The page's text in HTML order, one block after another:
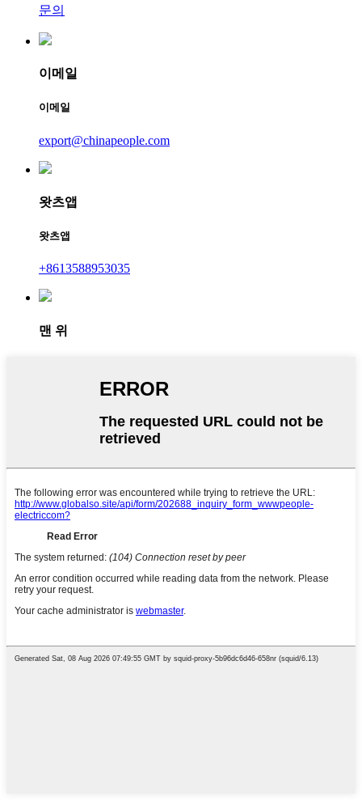
문의
이메일
이메일
export@chinapeople.com
왓츠앱
왓츠앱
+8613588953035
맨 위